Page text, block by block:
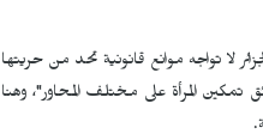
لا تواجه موانع قانونية تحد من حريتها
تمكين المرأة على مختلف المحاور"، وهنا